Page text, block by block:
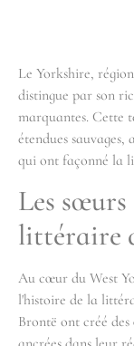
Le Yorkshire,
distingue par son
marquantes. Cette
étendues sauvages,
qui ont façonné la
Les
littéraire
Au cœur du West
l'histoire de la
Brontë ont créé